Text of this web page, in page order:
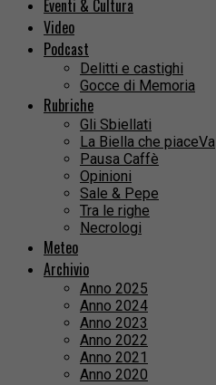
Eventi & Cultura
Video
Podcast
Delitti e castighi
Gocce di Memoria
Rubriche
Gli Sbiellati
La Biella che piaceVa
Pausa Caffè
Opinioni
Sale & Pepe
Tra le righe
Necrologi
Meteo
Archivio
Anno 2025
Anno 2024
Anno 2023
Anno 2022
Anno 2021
Anno 2020